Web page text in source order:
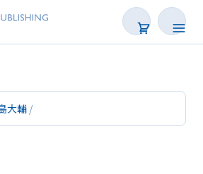
新着
大輔